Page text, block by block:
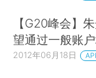
【G20峰会】
望通过一般账
2012年06月18日